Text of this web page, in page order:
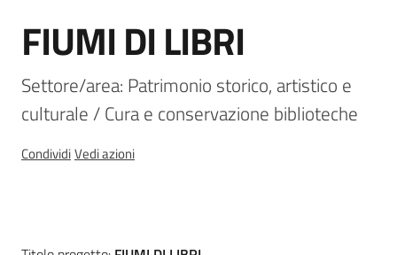
partecipare
Bandi
nazionali
e
Menu selezionato
SCR
Salta al contenuto
FIUMI DI LIBRI
Settore/area: Patrimonio storico, artistico e
culturale / Cura e conservazione biblioteche
CondividiVedi azioni